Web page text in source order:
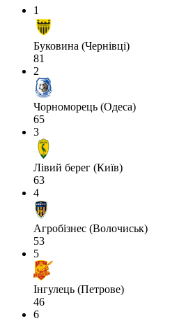
1
Буковина (Чернівці)
81
2
Чорноморець (Одеса)
65
3
Лівий берег (Київ)
63
4
Агробізнес (Волочиськ)
53
5
Інгулець (Петрове)
46
6